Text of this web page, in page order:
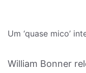
Um ‘quase mico’
William Bonner